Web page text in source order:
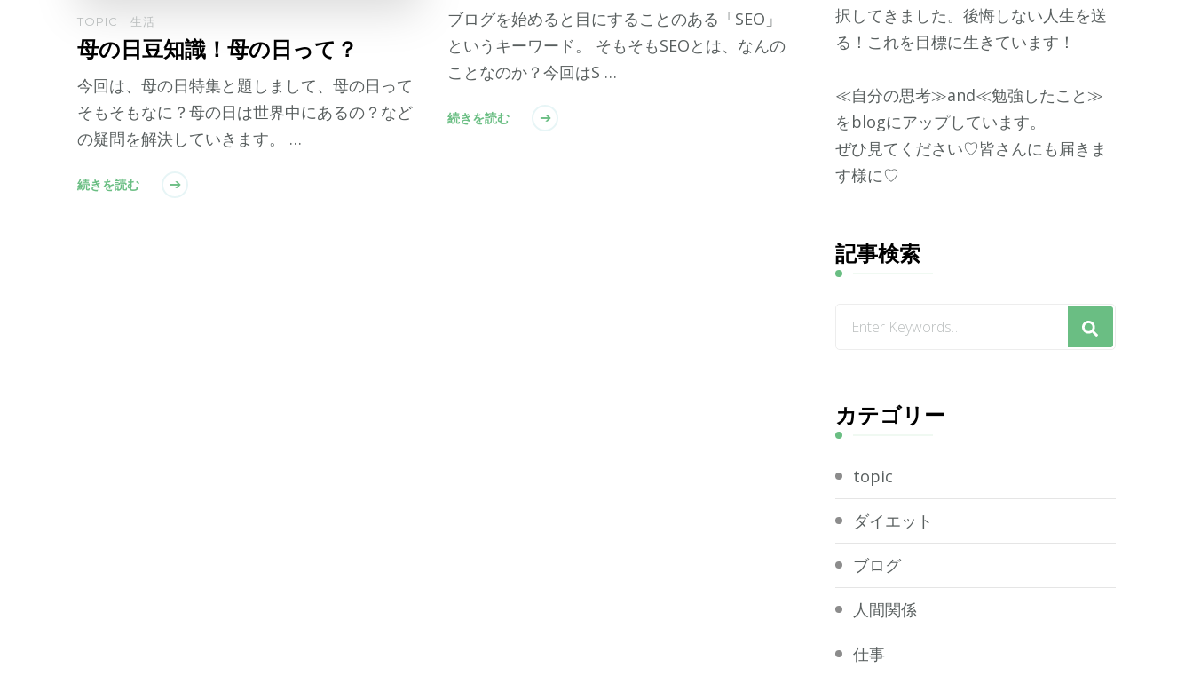
TOPIC 生活
母の日豆知識！母の日って？
今回は、母の日特集と題しまして、母の日って
そもそもなに？母の日は世界中にあるの？など
の疑問を解決していきます。 …
続きを読む
ブログを始めると目にすることのある「SEO」
というキーワード。 そもそもSEOとは、なんの
ことなのか？今回はS …
続きを読む
択してきました。後悔しない人生を送
る！これを目標に生きています！
≪自分の思考≫and≪勉強したこと≫
をblogにアップしています。
ぜひ見てください♡皆さんにも届きま
す様に♡
記事検索
探
で
す
か
?
カテゴリー
topic
ダイエット
ブログ
人間関係
仕事